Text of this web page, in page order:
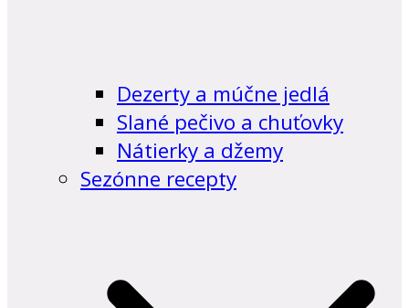
Dezerty a múčne jedlá
Slané pečivo a chuťovky
Nátierky a džemy
Sezónne recepty